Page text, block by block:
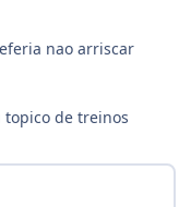
nao arriscar
de treinos